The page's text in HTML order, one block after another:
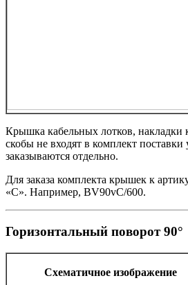
Крышка кабельных лотков,
скобы не входят в комплект
заказываются отдельно.
Для заказа комплекта крышек к
«С». Например, BV90vC/600.
Горизонтальный поворот 90°
Схематичное изображение